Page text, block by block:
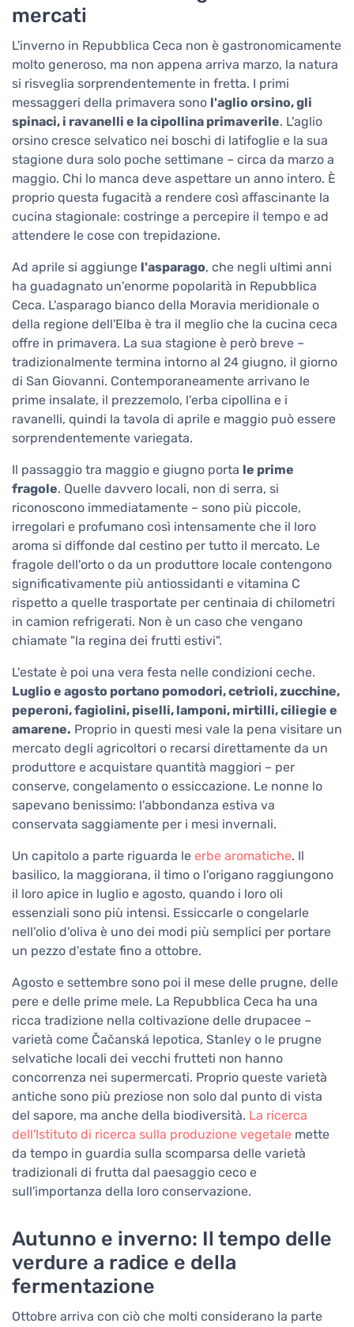
mercati
L'inverno in Repubblica Ceca non è gastronomicamente
molto generoso, ma non appena arriva marzo, la natura
si risveglia sorprendentemente in fretta. I primi
messaggeri della primavera sono l'aglio orsino, gli
spinaci, i ravanelli e la cipollina primaverile. L'aglio
orsino cresce selvatico nei boschi di latifoglie e la sua
stagione dura solo poche settimane – circa da marzo a
maggio. Chi lo manca deve aspettare un anno intero. È
proprio questa fugacità a rendere così affascinante la
cucina stagionale: costringe a percepire il tempo e ad
attendere le cose con trepidazione.
Ad aprile si aggiunge l'asparago, che negli ultimi anni
ha guadagnato un'enorme popolarità in Repubblica
Ceca. L'asparago bianco della Moravia meridionale o
della regione dell'Elba è tra il meglio che la cucina ceca
offre in primavera. La sua stagione è però breve –
tradizionalmente termina intorno al 24 giugno, il giorno
di San Giovanni. Contemporaneamente arrivano le
prime insalate, il prezzemolo, l'erba cipollina e i
ravanelli, quindi la tavola di aprile e maggio può essere
sorprendentemente variegata.
Il passaggio tra maggio e giugno porta le prime
fragole. Quelle davvero locali, non di serra, si
riconoscono immediatamente – sono più piccole,
irregolari e profumano così intensamente che il loro
aroma si diffonde dal cestino per tutto il mercato. Le
fragole dell'orto o da un produttore locale contengono
significativamente più antiossidanti e vitamina C
rispetto a quelle trasportate per centinaia di chilometri
in camion refrigerati. Non è un caso che vengano
chiamate "la regina dei frutti estivi".
L'estate è poi una vera festa nelle condizioni ceche.
Luglio e agosto portano pomodori, cetrioli, zucchine,
peperoni, fagiolini, piselli, lamponi, mirtilli, ciliegie e
amarene. Proprio in questi mesi vale la pena visitare un
mercato degli agricoltori o recarsi direttamente da un
produttore e acquistare quantità maggiori – per
conserve, congelamento o essiccazione. Le nonne lo
sapevano benissimo: l'abbondanza estiva va
conservata saggiamente per i mesi invernali.
Un capitolo a parte riguarda le erbe aromatiche. Il
basilico, la maggiorana, il timo o l'origano raggiungono
il loro apice in luglio e agosto, quando i loro oli
essenziali sono più intensi. Essiccarle o congelarle
nell'olio d'oliva è uno dei modi più semplici per portare
un pezzo d'estate fino a ottobre.
Agosto e settembre sono poi il mese delle prugne, delle
pere e delle prime mele. La Repubblica Ceca ha una
ricca tradizione nella coltivazione delle drupacee –
varietà come Čačanská lepotica, Stanley o le prugne
selvatiche locali dei vecchi frutteti non hanno
concorrenza nei supermercati. Proprio queste varietà
antiche sono più preziose non solo dal punto di vista
del sapore, ma anche della biodiversità. La ricerca
dell'Istituto di ricerca sulla produzione vegetale mette
da tempo in guardia sulla scomparsa delle varietà
tradizionali di frutta dal paesaggio ceco e
sull'importanza della loro conservazione.
Autunno e inverno: Il tempo delle
verdure a radice e della
fermentazione
Ottobre arriva con ciò che molti considerano la parte